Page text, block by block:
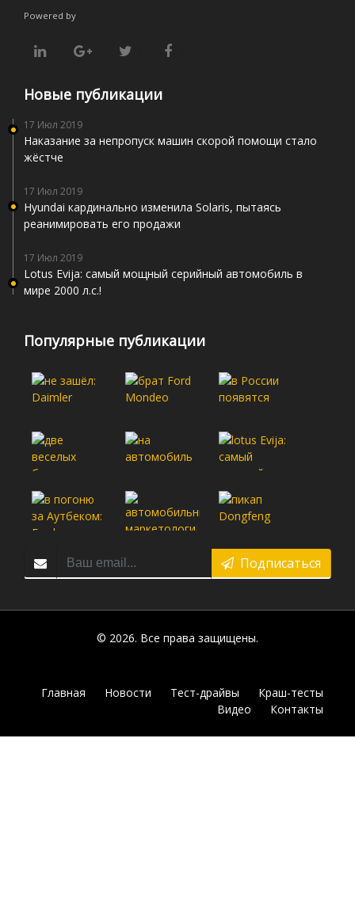
Powered by
Новые публикации
17 Июл 2019
Наказание за непропуск машин скорой помощи стало
жёстче
17 Июл 2019
Hyundai кардинально изменила Solaris, пытаясь
реанимировать его продажи
17 Июл 2019
Lotus Evija: самый мощный серийный автомобиль в
мире 2000 л.с.!
Популярные публикации
Подписаться
© 2026. Все права защищены.
Главная Новости Тест-драйвы
Краш-тесты
Видео
Контакты